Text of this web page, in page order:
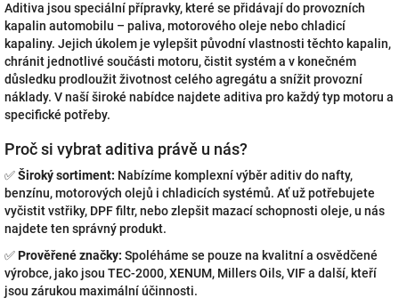
d
a
c
í
p
r
y
ý
p
i
Aditiva jsou speciální přípravky, které se přidávají do provozních
kapalin automobilu – paliva, motorového oleje nebo chladicí
kapaliny. Jejich úkolem je vylepšit původní vlastnosti těchto kapalin,
chránit jednotlivé součásti motoru, čistit systém a v konečném
důsledku prodloužit životnost celého agregátu a snížit provozní
náklady. V naší široké nabídce najdete aditiva pro každý typ motoru a
specifické potřeby.
Proč si vybrat aditiva právě u nás?
✅Široký sortiment: Nabízíme komplexní výběr aditiv do nafty,
benzínu, motorových olejů i chladicích systémů. Ať už potřebujete
vyčistit vstřiky, DPF filtr, nebo zlepšit mazací schopnosti oleje, u nás
najdete ten správný produkt.
✅Prověřené značky: Spoléháme se pouze na kvalitní a osvědčené
výrobce, jako jsou TEC-2000, XENUM, Millers Oils, VIF a další, kteří
jsou zárukou maximální účinnosti.